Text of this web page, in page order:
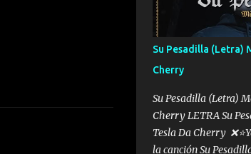
falsas las risas las
corriente no quieren
trucha mis plebes
un sombrero a veces
lado con la mirada
me fajó una super o a
Glock siempre
generaciones yo
lo que quiero pues
Su Pesadilla (Letra)
Cherry
Su Pesadilla (Letra)
Cherry LETRA Su
Tesla Da Cherry
la canción Su